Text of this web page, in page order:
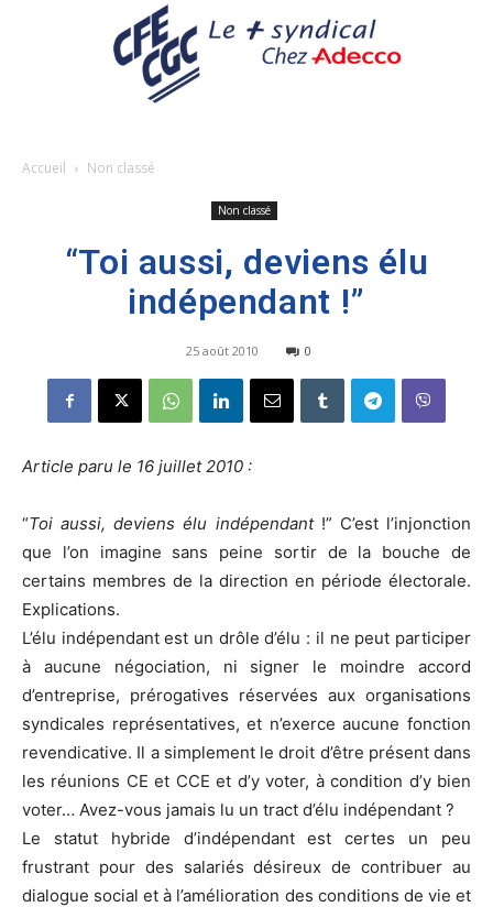
Accueil Non classé
Non classé
“Toi aussi, deviens élu
indépendant !”
25 août 2010 0
Article paru le 16 juillet 2010 :
“Toi aussi, deviens élu indépendant!” C’est l’injonction
que l’on imagine sans peine sortir de la bouche de
certains membres de la direction en période électorale.
Explications.
L’élu indépendant est un drôle d’élu : il ne peut participer
à aucune négociation, ni signer le moindre accord
d’entreprise, prérogatives réservées aux organisations
syndicales représentatives, et n’exerce aucune fonction
revendicative. Il a simplement le droit d’être présent dans
les réunions CE et CCE et d’y voter, à condition d’y bien
voter… Avez-vous jamais lu un tract d’élu indépendant ?
Le statut hybride d’indépendant est certes un peu
frustrant pour des salariés désireux de contribuer au
dialogue social et à l’amélioration des conditions de vie et